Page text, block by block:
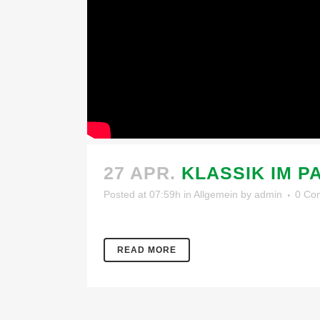
27 APR. KLASSIK IM
Posted at 07:59h in Allgemein by admin 0
READ MORE